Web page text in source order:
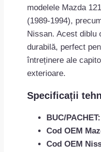
modelele Mazda
(1989-1994),
Nissan. Acest diblu
durabilă, perfect
întreținere ale
exterioare.
Specificații
BUC/PACHET:
Cod OEM
Cod OEM